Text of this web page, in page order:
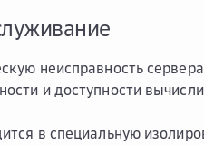
неисправность
и доступности
в специальную